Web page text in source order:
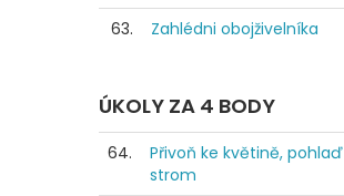
63.
Zahlédni obojživelníka
ÚKOLY ZA 4 BODY
64.
Přivoň ke květině, pohlaď
strom